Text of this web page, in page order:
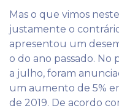
Mas o que vimos
justamente o
apresentou um
o do ano passado.
a julho, foram
um aumento de 5%
de 2019. De acordo